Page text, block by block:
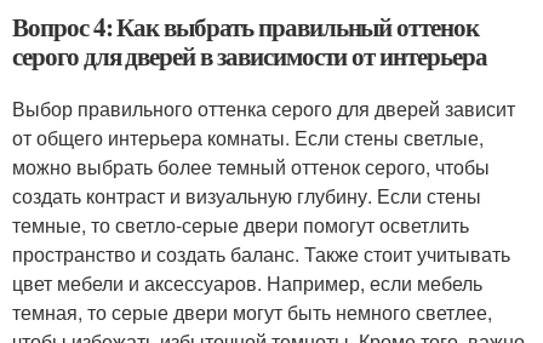
Вопрос 4: Как выбрать правильный оттенок
серого для дверей в зависимости от интерьера
Выбор правильного оттенка серого для дверей зависит
от общего интерьера комнаты. Если стены светлые,
можно выбрать более темный оттенок серого, чтобы
создать контраст и визуальную глубину. Если стены
темные, то светло-серые двери помогут осветлить
пространство и создать баланс. Также стоит учитывать
цвет мебели и аксессуаров. Например, если мебель
темная, то серые двери могут быть немного светлее,